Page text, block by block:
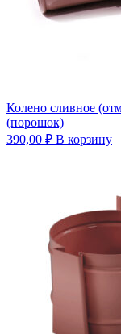
Колено сливное
(порошок)
390,00 ₽ В корзину